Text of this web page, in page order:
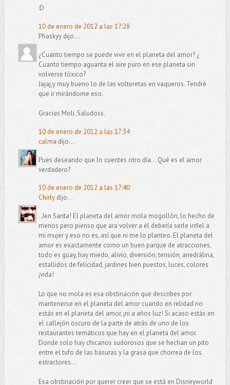
:D
10 de enero de 2012 a las 17:28
Phaskyy dijo...
¿Cuanto tiempo se puede vivir en el planeta del amor? ¿
Cuanto tiempo aguanta el aire puro en ese planeta sin
volverse tóxico?
Jajaj,y muy bueno lo de las volteretas en vaqueros. Tendré
que ir mirándome eso.
Gracias Moli. Saludoss.
10 de enero de 2012 a las 17:34
calma dijo...
Pues deseando que lo cuentes otro día... Qué es el amor
verdadero?
10 de enero de 2012 a las 17:40
Chirlydijo...
..Jen Santa! El planeta del amor mola mogollón, lo hecho de
menos pero pienso que ara volver a él debería serle infiel a
mi mujer y eso no es, así que ni me lo planteo. El planeta del
amor es exactamente como un buen parque de atracciones,
todo es guay, hay miedo, alivio, diversión, tensión, anedrálina,
estallidos de felicidad, jardines bien puestos, luces, colores
¡vida!
Lo que no mola es esa obstinación que describes por
mantenerse en el planeta del amor cuando en relidad no
estás en el planeta del amor, ¡ni a años luz! Si acaso estás en
el callejón oscuro de la parte de atrás de uno de los
restaurantes temáticos que hay en el planeta del amor.
Donde solo hay chicanos sudorosos que se hechan un pito
entre el tufo de las basuras y la grasa que chorrea de los
estractores...
Esa obstinación por querer creer que se está en Disneyworld